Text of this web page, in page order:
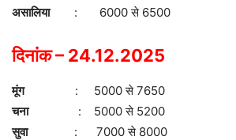
असालिया : 6000 से 6500
दिनांक – 24.12.2025
मूंग: 5000 से 7650
चना : 5000 से 5200
सुवा : 7000 से 8000